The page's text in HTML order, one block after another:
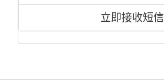
立即接收短信